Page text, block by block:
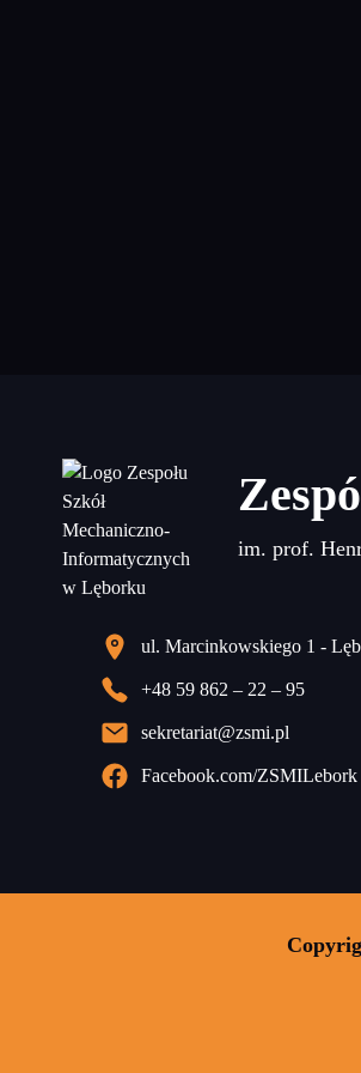
im. prof.
ul. Marcinkowskiego 1 -
+48 59 862 – 22 – 95
sekretariat@zsmi.pl
Facebook.com/ZSMILebork